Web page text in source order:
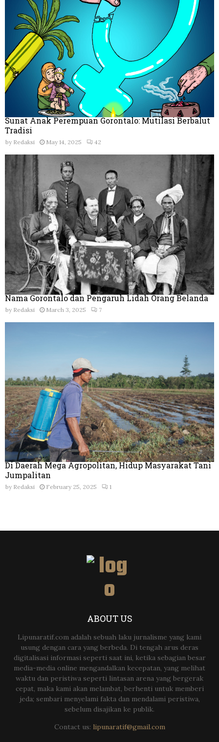
Sunat Anak Perempuan Gorontalo: Mutilasi Berbalut
Tradisi
by Redaksi May 14, 2025 42
Nama Gorontalo dan Pengaruh Lidah Orang Belanda
by Redaksi March 3, 2025 7
Di Daerah Mega Agropolitan, Hidup Masyarakat Tani
Jumpalitan
by Redaksi February 25, 2025 1
ABOUT US
Lipunaratif.com adalah sebuah laku jurnalisme yang kami
usung dengan cara yang berbeda. Di tengah arus deras
digitalisasi informasi seperti saat ini, ketika sebagian besar
media-media online mengandalkan kecepatan, yang melihat
waktu dan peristiwa seperti lintasan arena yang bergerak
cepat, maka kami akan melambat, berhenti untuk memberi
jeda; sembari menyelami fakta dan mendalami peristiwa,
sebelum disajikan ke publik.
Contact us: lipunaratif@gmail.com